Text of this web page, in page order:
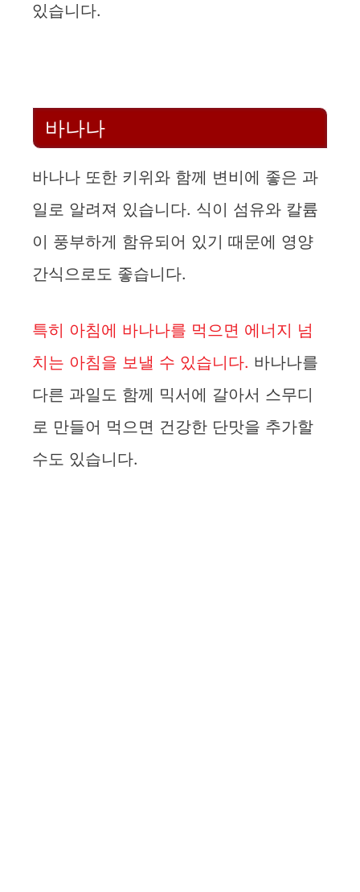
있습니다.
바나나
바나나 또한 키위와 함께 변비에 좋은 과
일로 알려져 있습니다. 식이 섬유와 칼륨
이 풍부하게 함유되어 있기 때문에 영양
간식으로도 좋습니다.
특히 아침에 바나나를 먹으면 에너지 넘
치는 아침을 보낼 수 있습니다. 바나나를
다른 과일도 함께 믹서에 갈아서 스무디
로 만들어 먹으면 건강한 단맛을 추가할
수도 있습니다.